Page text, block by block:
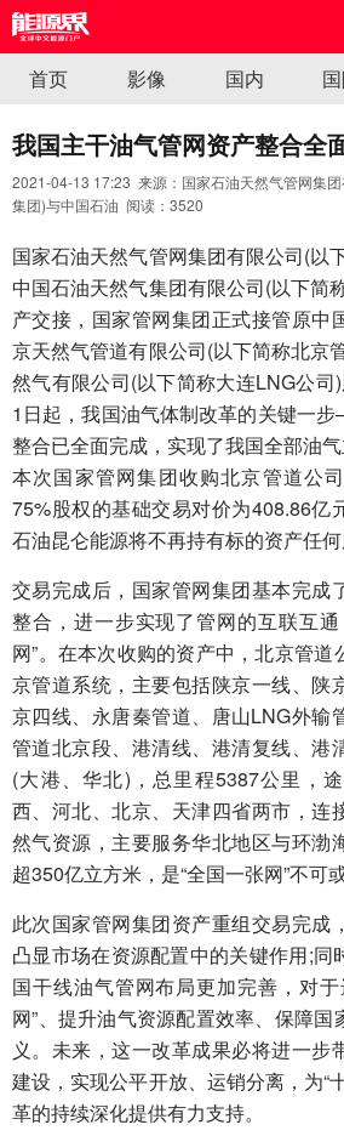
首页 影像 国内
我国主干油气管网资产整合全
2021-04-13 17:23 来源：国家石油天然气管网集
集团)与中国石油 阅读： 3520
国家石油天然气管网集团有限公司(以
中国石油天然气集团有限公司(以下简
产交接，国家管网集团正式接管原中
京天然气管道有限公司(以下简称北京
然气有限公司(以下简称大连LNG公司
1日起，我国油气体制改革的关键一
整合已全面完成，实现了我国全部油气
本次国家管网集团收购北京管道公
75%股权的基础交易对价为408.86亿
石油昆仑能源将不再持有标的资产任何
交易完成后，国家管网集团基本完成
整合，进一步实现了管网的互联互
网”。在本次收购的资产中，北京管
京管道系统，主要包括陕京一线、陕
京四线、永唐秦管道、唐山LNG外输
管道北京段、港清线、港清复线、港
(大港、华北)，总里程5387公里，
西、河北、北京、天津四省两市，连
然气资源，主要服务华北地区与环渤
超350亿立方米，是“全国一张网”不可
此次国家管网集团资产重组交易完成
凸显市场在资源配置中的关键作用;同
国干线油气管网布局更加完善，对
网”、提升油气资源配置效率、保障
义。未来，这一改革成果必将进一步
建设，实现公平开放、运销分离，为“
革的持续深化提供有力支持。